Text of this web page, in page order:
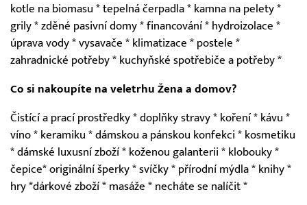
kotle na biomasu * tepelná čerpadla * kamna na pelety *
grily * zděné pasivní domy * financování * hydroizolace *
úprava vody * vysavače * klimatizace * postele *
zahradnické potřeby * kuchyňské spotřebiče a potřeby *
Co si nakoupíte na veletrhu Žena a domov?
Čistící a prací prostředky * doplňky stravy * koření * kávu *
víno * keramiku * dámskou a pánskou konfekci * kosmetiku
* dámské luxusní zboží * koženou galanterii * klobouky *
čepice* originální šperky * svíčky * přírodní mýdla * knihy *
hry *dárkové zboží * masáže * necháte se nalíčit *